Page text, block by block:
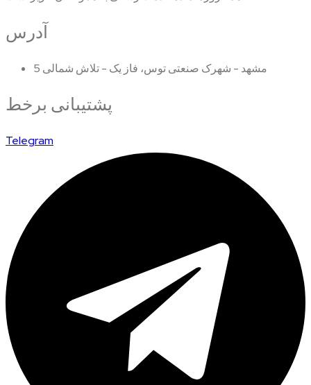
آدرس
مشهد - شهرک صنعتی توس، فاز یک - تلاش شمالی 5
پشتیبانی برخط
Telegram